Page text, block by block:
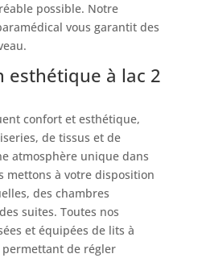
possible. Notre
vous garantit des
esthétique à lac 2
confort et esthétique,
de tissus et de
atmosphère unique dans
mettons à votre disposition
des chambres
suites. Toutes nos
et équipées de lits à
de régler